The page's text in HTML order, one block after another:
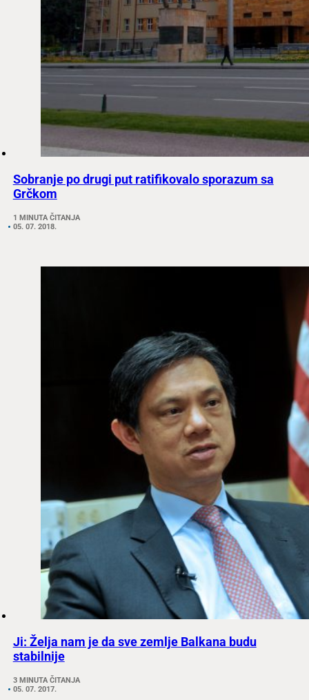
Sobranje po drugi put ratifikovalo sporazum sa
Grčkom
1 MINUTA ČITANJA
05. 07. 2018.
Ji: Želja nam je da sve zemlje Balkana budu
stabilnije
3 MINUTA ČITANJA
05. 07. 2017.